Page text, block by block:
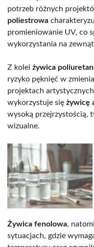
potrzeb różnych
poliestrowa
promieniowanie UV, co
wykorzystania na
Z kolei żywica
ryzyko pęknięć w
projektach
wykorzystuje się żywicę
wysoką przejrzystością,
wizualne.
Żywica fenolowa,
sytuacjach, gdzie